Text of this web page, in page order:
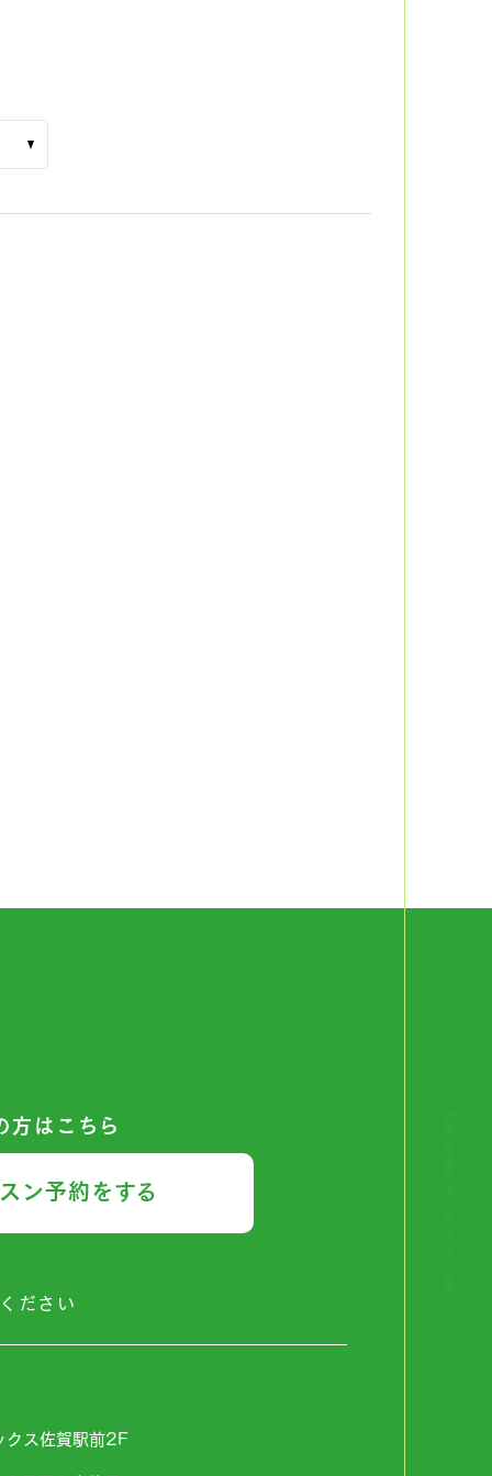
方はこちら
ン予約をする
ださい
ス佐賀駅前2F